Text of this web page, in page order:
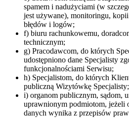
spamem i nadużyciami (w
jest używane), monitoringu, kopii
błędów i logów;
f) biuru rachunkowemu,
technicznym;
g) Pracodawcom, do których
udostępniono dane Specjalisty
funkcjonalnościami Serwisu;
h) Specjalistom, do których
publiczną Wizytówkę Specjalisty;
i) organom publicznym, sądom,
uprawnionym podmiotom, jeżeli
danych wynika z przepisów